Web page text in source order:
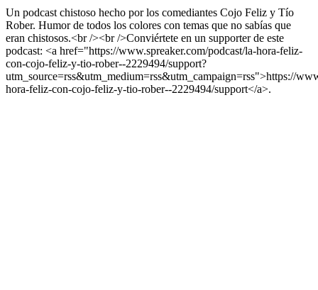
Un podcast chistoso hecho por los comediantes Cojo Feliz y Tío
Rober. Humor de todos los colores con temas que no sabías que
eran chistosos.<br /><br />Conviértete en un supporter de este
podcast: <a href="https://www.spreaker.com/podcast/la-hora-feliz-
con-cojo-feliz-y-tio-rober--2229494/support?
utm_source=rss&utm_medium=rss&utm_campaign=rss">https://
hora-feliz-con-cojo-feliz-y-tio-rober--2229494/support</a>.